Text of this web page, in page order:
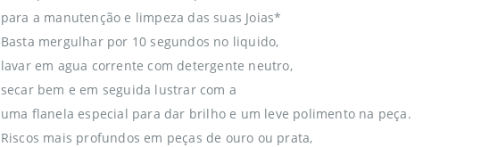
para a manutenção e limpeza das suas Joias*
Basta mergulhar por 10 segundos no liquido,
lavar em agua corrente com detergente neutro,
secar bem e em seguida lustrar com a
uma flanela especial para dar brilho e um leve polimento na peça.
Riscos mais profundos em peças de ouro ou prata,